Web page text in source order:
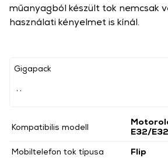
Gigapack
Kompatibilis modell
E32/
Mobiltelefon tok típusa
Flip
műanyagból készült tok nemcsak
használati kényelmet is kínál.